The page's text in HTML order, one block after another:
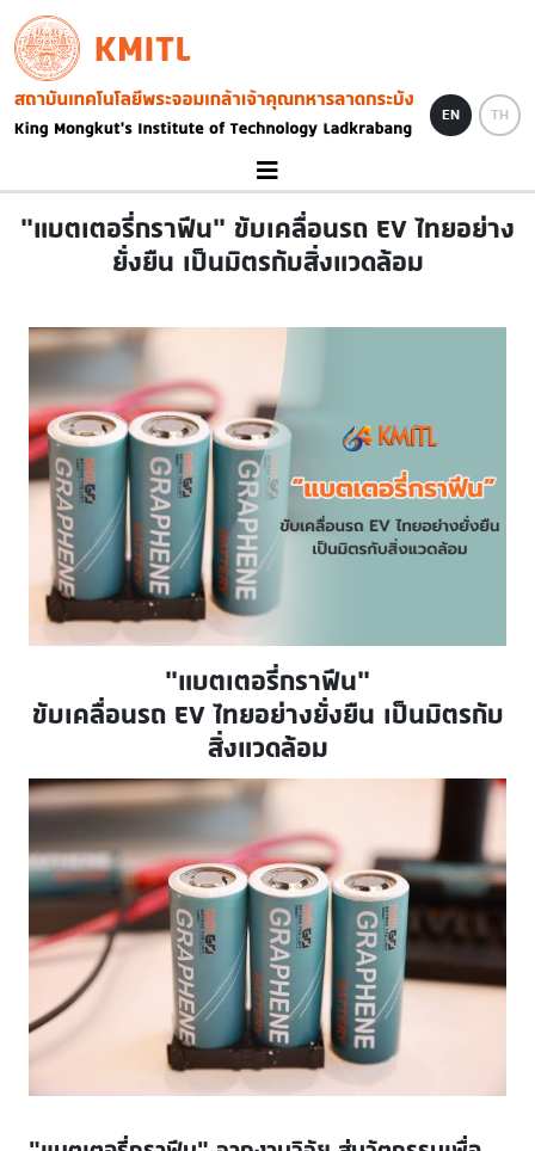
Skip to main content
KMITL
Image
EN TH
“แบตเตอรี่กราฟีน” ขับเคลื่อนรถ EV ไทยอย่าง
ยั่งยืน เป็นมิตรกับสิ่งแวดล้อม
“แบตเตอรี่กราฟีน”
ขับเคลื่อนรถ EV ไทยอย่างยั่งยืน เป็นมิตรกับ
สิ่งแวดล้อม
Image